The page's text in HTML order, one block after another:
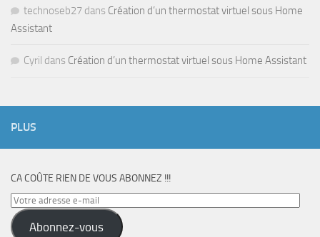
technoseb27 dans Création d’un thermostat virtuel sous Home
Assistant
Cyril dans Création d’un thermostat virtuel sous Home Assistant
PLUS
CA COÛTE RIEN DE VOUS ABONNEZ !!!
Votre
adresse
e-
Abonnez-vous